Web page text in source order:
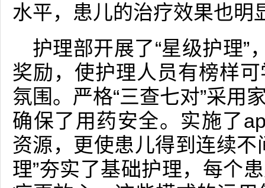
水平，患儿的治疗效果也明
护理部开展了“星级护理”
奖励，使护理人员有榜样
氛围。严格“三查七对”采用
确保了用药安全。实施了
资源，更使患儿得到连续不
理”夯实了基础护理，每个